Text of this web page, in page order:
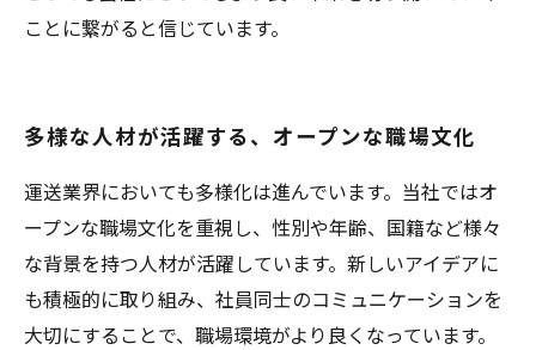
ことに繋がると信じています。
多様な人材が活躍する、オープンな職場文化
運送業界においても多様化は進んでいます。当社ではオ
ープンな職場文化を重視し、性別や年齢、国籍など様々
な背景を持つ人材が活躍しています。新しいアイデアに
も積極的に取り組み、社員同士のコミュニケーションを
大切にすることで、職場環境がより良くなっています。